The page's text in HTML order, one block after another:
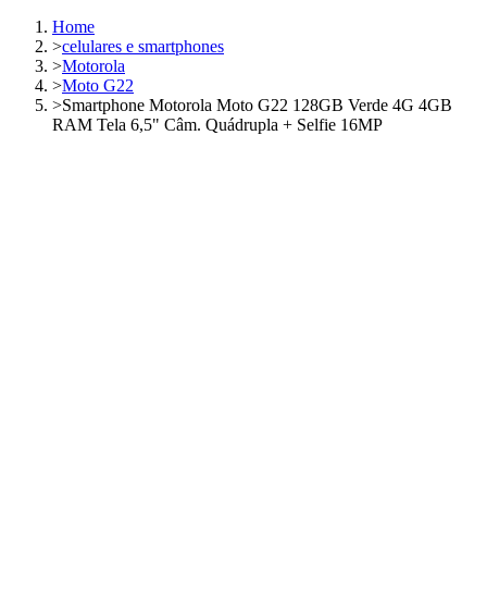
Home
>celulares e smartphones
>Motorola
>Moto G22
>Smartphone Motorola Moto G22 128GB Verde 4G 4GB
RAM Tela 6,5" Câm. Quádrupla + Selfie 16MP